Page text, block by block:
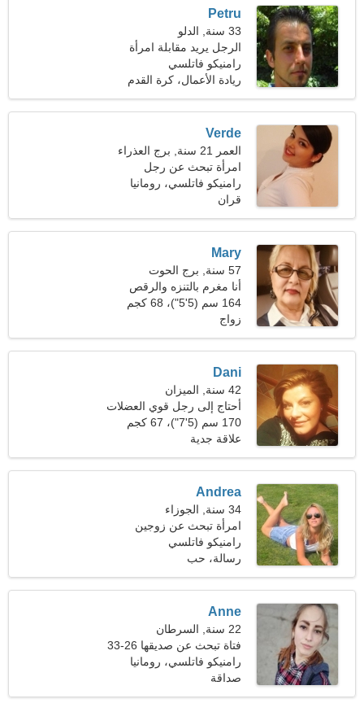
Petru
33 سنة, الدلو
الرجل يريد مقابلة امرأة
رامنيكو فاتلسي
ريادة الأعمال، كرة القدم
الامريكية
Verde
العمر 21 سنة, برج العذراء
امرأة تبحث عن رجل
رامنيكو فاتلسي، رومانيا
قران
Mary
57 سنة, برج الحوت
أنا مغرم بالتنزه والرقص
164 سم (5'5")، 68 كجم
(149 رطلا)زواج
Dani
42 سنة, الميزان
أحتاج إلى رجل قوي العضلات
للتخييم
170 سم (5'7")، 67 كجم
(147 رطلا)
علاقة جدية
Andrea
34 سنة, الجوزاء
امرأة تبحث عن زوجين
رامنيكو فاتلسي
رسالة، حب
Anne
22 سنة, السرطان
فتاة تبحث عن صديقها 26-33
رامنيكو فاتلسي، رومانيا
صداقة